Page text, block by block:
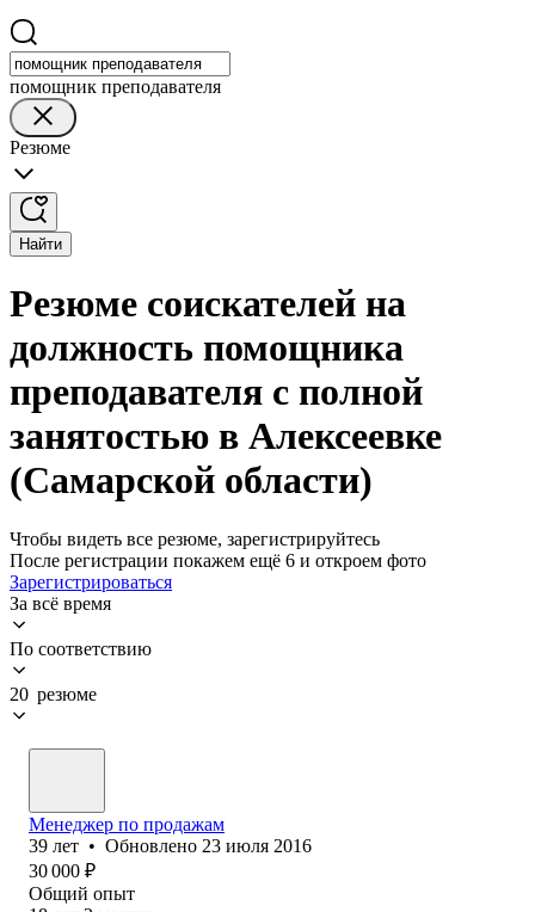
помощник преподавателя
Резюме
Найти
Резюме соискателей на
должность помощника
преподавателя с полной
занятостью в Алексеевке
(Самарской области)
Чтобы видеть все резюме, зарегистрируйтесь
После регистрации покажем ещё 6 и откроем фото
Зарегистрироваться
За всё время
По соответствию
20 резюме
Менеджер по продажам
39 лет • Обновлено 23 июля 2016
30 000 ₽
Общий опыт